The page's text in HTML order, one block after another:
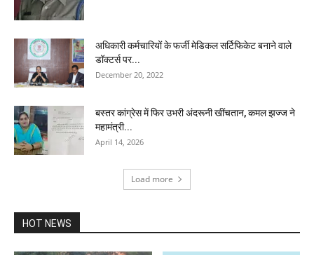
अधिकारी कर्मचारियों के फर्जी मेडिकल सर्टिफिकेट बनाने वाले
डॉक्टर्स पर...
December 20, 2022
बस्तर कांग्रेस में फिर उभरी अंदरूनी खींचतान, कमल झज्ज ने
महामंत्री...
April 14, 2026
Load more
HOT NEWS